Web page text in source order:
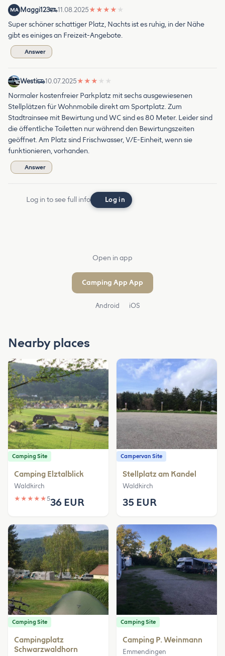
MA Maggi123 11.08.2025★ ★ ★ ★ ★
Super schöner schattiger Platz, Nachts ist es ruhig, in der Nähe
gibt es einiges an Freizeit-Angebote.
Answer
Westi 10.07.2025★ ★ ★ ★ ★
Normaler kostenfreier Parkplatz mit sechs ausgewiesenen
Stellplätzen für Wohnmobile direkt am Sportplatz. Zum
Stadtrainsee mit Bewirtung und WC sind es 80 Meter. Leider sind
die öffentliche Toiletten nur während den Bewirtungszeiten
geöffnet. Am Platz sind Frischwasser, V/E-Einheit, wenn sie
funktionieren, vorhanden.
Answer
Log in to see full info Log in
Open in app
Camping App App
Android iOS
Nearby places
Camping Site
Camping Elztalblick
Waldkirch
★ ★ ★ ★ ★536 EUR
Campervan Site
Stellplatz am Kandel
Waldkirch
35 EUR
Camping Site
Campingplatz
Schwarzwaldhorn
Camping Site
Camping P. Weinmann
Emmendingen